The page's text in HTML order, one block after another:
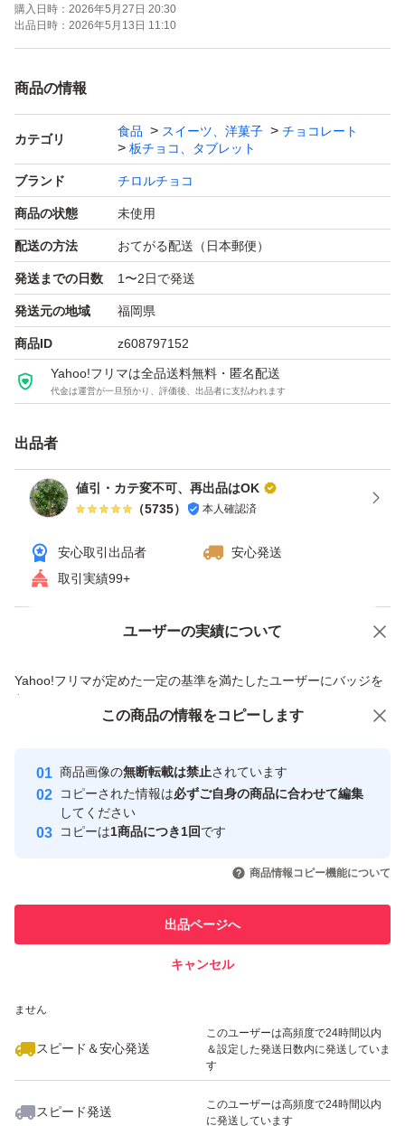
商品を直接、薄型箱か配送袋に入れて発送致します
●プチプチ梱包すると、厚さオーバーで郵便ポストに入ら
●商品を直入れしていますので、開封時にカッターの刃で
商品パッケージを切らないようにご注意下さい
●郵便局のページ内の照会結果に反映されるまで、出荷か
ら数時間掛かるようです。
反映されない場合は、時間をおいて再度ご確認ください。
●商品によっては、コンビニサイズと１口サイズがありま
すが、どちらかの発送になります
●気温が高い季節は、輸送中のトラック内や、郵便受け投
函後にチョコレートが溶ける可能性が高いですm(__)m
●賞味期限が迫ってきた商品や、人気薄商品、その他在庫
過多になってきた場合は値下げを行い、処分特価に設定す
●喫煙者やペットはいません
購入日時： 2026年5月27日 20:30
出品日時： 2026年5月13日 11:10
商品の情報
カテゴリ
食品 スイーツ、洋菓子
チョコレート
板チョコ、タブレット
ブランド チロルチョコ
商品の状態 未使用
配送の方法 おてがる配送（日本郵便）
発送までの日数 1〜2日で発送
発送元の地域 福岡県
商品ID z608797152
Yahoo!フリマは全品送料無料・匿名配送
代金は運営が一旦預かり、評価後、出品者に支払われます
出品者
値引・カテ変不可、再出品はOK
（5735） 本人確認済
安心取引出品者
安心発送
取引実績99+
ユーザーの実績について
Yahoo!フリマが定めた一定の基準を満たしたユーザーにバッジを
付与しています
安心取引出品者
心・安全なユーザーです
取引実績
引を完了させた実績があります
での取引実績があります
ません
スピード＆安心発送
このユーザーは高頻度で24時間以内
＆設定した発送日数内に発送していま
す
スピード発送
このユーザーは高頻度で24時間以内
に発送しています
価格の相談 商品への質問
この商品の情報をコピーします
商品画像の無断転載は禁止されています
コピーされた情報は必ずご自身の商品に合わせて編集
してください
コピーは1商品につき1回です
商品情報コピー機能について
出品ページへ
キャンセル
この商品をみている人にオススメ